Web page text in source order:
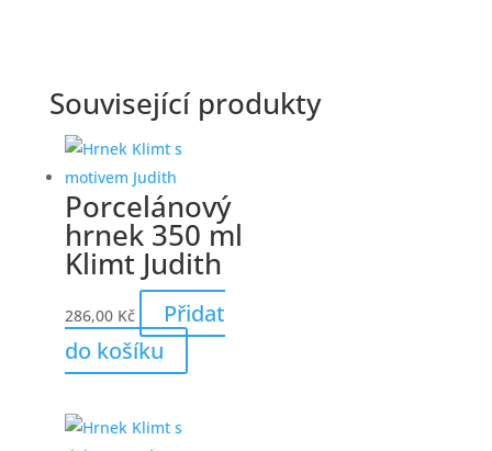
Související produkty
Porcelánový
hrnek 350 ml
Klimt Judith
286,00 Kč
Přidat
do košíku